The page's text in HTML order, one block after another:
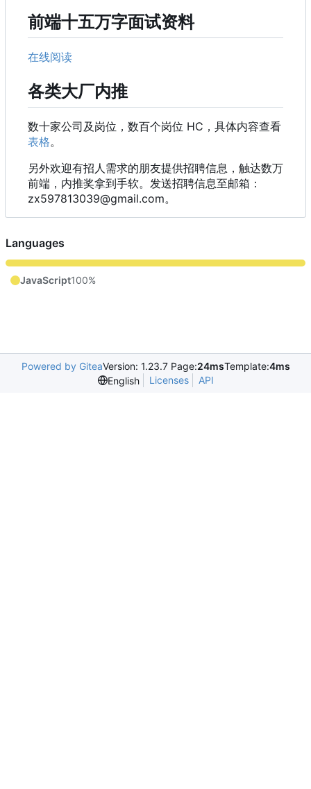
前端十五万字面试资料
在线阅读
各类大厂内推
数十家公司及岗位，数百个岗位 HC ， 具体内容查看
表格。
另外欢迎有招人需求的朋友提供招聘信息 ， 触达数万
前端 ， 内推奖拿到手软。发送招聘信息至邮箱 ：
zx597813039@gmail.com。
Languages
JavaScript100%
Powered by GiteaVersion: 1.23.7 Page:24msTemplate:4ms
English
Licenses API